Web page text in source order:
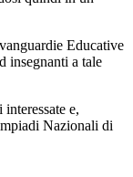
Educative
insegnanti a tale
e,
Nazionali di